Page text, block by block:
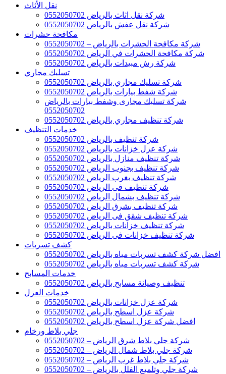
نقل الأثاث
شركة نقل اثاث بالرياض 0552050702
شركة نقل عفش بالرياض 0552050702
مكافحة حشرات
شركة مكافحة الحشرات بالرياض – 0552050702
شركة مكافحة الحشرات في الرياض 0552050702
شركة رش مبيدات بالرياض 0552050702
تسليك مجاري
شركة تسليك مجاري بالرياض 0552050702
شركة شفط بيارات بالرياض 0552050702
شركة تسليك مجارى وشفط بيارات بالرياض
0552050702
شركة تنظيف مجاري بالرياض 0552050702
خدمات التنظيف
شركة تنظيف بالرياض 0552050702
شركة عزل خزانات بالرياض 0552050702
شركة تنظيف منازل بالرياض 0552050702
شركة تنظيف بجنوب الرياض 0552050702
شركة تنظيف بغرب الرياض 0552050702
شركة تنظيف فى الرياض 0552050702
شركة تنظيف بشمال الرياض 0552050702
شركة تنظيف بشرق الرياض 0552050702
شركة تنظيف شقق فى الرياض 0552050702
شركة تنظيف خزانات بالرياض 0552050702
شركة تنظيف خزانات فى الرياض 0552050702
كشف تسربات
افضل شركة كشف تسربات مياه بالرياض 0552050702
شركة كشف تسربات مياه بالرياض 0552050702
خدمات المسابح
تنظيف وصيانة مسابح بالرياض 0552050702
خدمات العزل
شركة عزل خزانات بالرياض 0552050702
شركة عزل اسطح بالرياض 0552050702
افضل شركة عزل اسطح بالرياض 0552050702
جلي بلاط ورخام
شركة جلي بلاط شرق الرياض – 0552050702
شركة جلي بلاط شمال الرياض – 0552050702
شركة جلي بلاط غرب الرياض – 0552050702
شركة جلي وتلميع الفلل بالرياض – 0552050702